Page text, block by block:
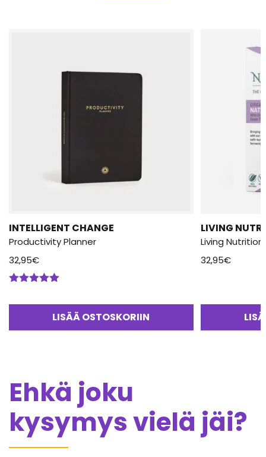
INTELLIGENT CHANGE
Productivity Planner
32,95€
LISÄÄ OSTOSKORIIN
LIVING
Living
32,95€
Ehkä joku
kysymys vielä jäi?